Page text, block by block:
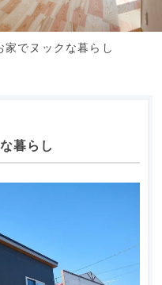
家でヌックな暮らし
暮らし